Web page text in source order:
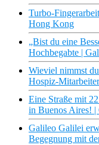
Turbo-
Hong Kong
„Bist du eine
Hochbegabte |
Wieviel nimmst
Hospiz-
Eine Straße mit
in Buenos Aires! |
Galileo Galilei
Begegnung mit